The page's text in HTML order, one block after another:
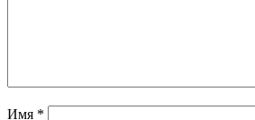
Имя *